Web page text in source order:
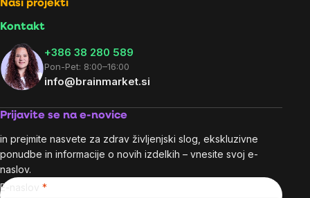
Naši projekti
Kontakt
+386 38 280 589
Pon-Pet: 8:00–16:00
info@brainmarket.si
Prijavite se na e-novice
in prejmite nasvete za zdrav življenjski slog, ekskluzivne
ponudbe in informacije o novih izdelkih – vnesite svoj e-
naslov.
E-naslov